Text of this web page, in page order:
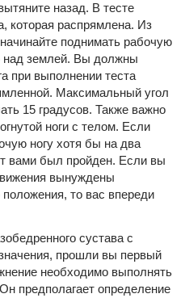
назад. В тесте
которая распрямлена. Из
поднимать рабочую
над землей. Вы должны
при выполнении теста
Максимальный угол
15 градусов. Также важно
ноги с телом. Если
ногу хотя бы на два
вами был пройден. Если вы
вынуждены
положения, то вас впереди
сустава с
прошли вы первый
необходимо выполнять
предполагает определение